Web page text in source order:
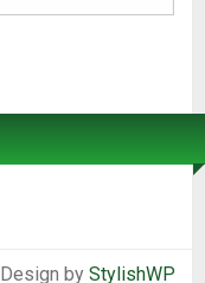
. Design by StylishWP